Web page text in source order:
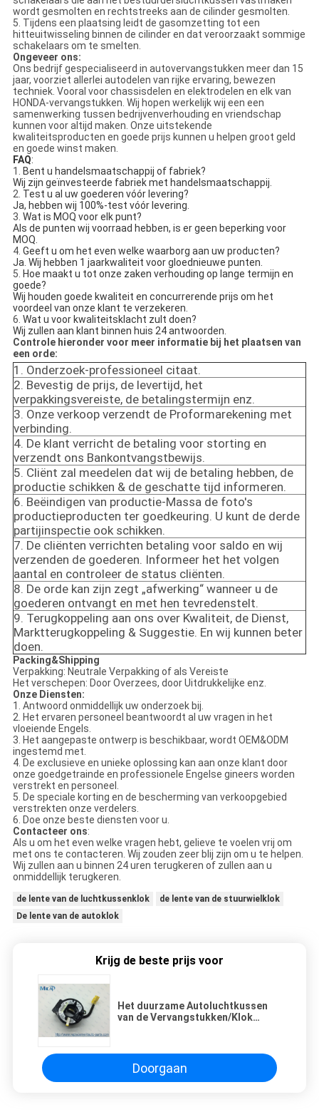
wordt gesmolten en rechtstreeks aan de cilinder gesmolten.
5. Tijdens een plaatsing leidt de gasomzetting tot een
hitteuitwisseling binnen de cilinder en dat veroorzaakt sommige
schakelaars om te smelten.
Ongeveer ons:
Ons bedrijf gespecialiseerd in autovervangstukken meer dan 15
jaar, voorziet allerlei autodelen van rijke ervaring, bewezen
techniek. Vooral voor chassisdelen en elektrodelen en elk van
HONDA-vervangstukken. Wij hopen werkelijk wij een een
samenwerking tussen bedrijvenverhouding en vriendschap
kunnen voor altijd maken. Onze uitstekende
kwaliteitsproducten en goede prijs kunnen u helpen groot geld
en goede winst maken.
FAQ:
1. Bent u handelsmaatschappij of fabriek?
Wij zijn geïnvesteerde fabriek met handelsmaatschappij.
2. Test u al uw goederen vóór levering?
Ja, hebben wij 100%-test vóór levering.
3. Wat is MOQ voor elk punt?
Als de punten wij voorraad hebben, is er geen beperking voor
MOQ.
4. Geeft u om het even welke waarborg aan uw producten?
Ja. Wij hebben 1 jaarkwaliteit voor gloednieuwe punten.
5. Hoe maakt u tot onze zaken verhouding op lange termijn en
goede?
Wij houden goede kwaliteit en concurrerende prijs om het
voordeel van onze klant te verzekeren.
6. Wat u voor kwaliteitsklacht zult doen?
Wij zullen aan klant binnen huis 24 antwoorden.
Controle hieronder voor meer informatie bij het plaatsen van
een orde:
1. Onderzoek-professioneel citaat.
2. Bevestig de prijs, de levertijd, het
verpakkingsvereiste, de betalingstermijn enz.
3. Onze verkoop verzendt de Proformarekening met
verbinding.
4. De klant verricht de betaling voor storting en
verzendt ons Bankontvangstbewijs.
5. Cliënt zal meedelen dat wij de betaling hebben, de
productie schikken & de geschatte tijd informeren.
6. Beëindigen van productie-Massa de foto's
productieproducten ter goedkeuring. U kunt de derde
partijinspectie ook schikken.
7. De cliënten verrichten betaling voor saldo en wij
verzenden de goederen. Informeer het het volgen
aantal en controleer de status cliënten.
8. De orde kan zijn zegt „afwerking“ wanneer u de
goederen ontvangt en met hen tevredenstelt.
9. Terugkoppeling aan ons over Kwaliteit, de Dienst,
Marktterugkoppeling & Suggestie. En wij kunnen beter
doen.
Packing&Shipping
Verpakking: Neutrale Verpakking of als Vereiste
Het verschepen: Door Overzees, door Uitdrukkelijke enz.
Onze Diensten:
1. Antwoord onmiddellijk uw onderzoek bij.
2. Het ervaren personeel beantwoordt al uw vragen in het
vloeiende Engels.
3. Het aangepaste ontwerp is beschikbaar, wordt OEM&ODM
ingestemd met.
4. De exclusieve en unieke oplossing kan aan onze klant door
onze goedgetrainde en professionele Engelse gineers worden
verstrekt en personeel.
5. De speciale korting en de bescherming van verkoopgebied
verstrekten onze verdelers.
6. Doe onze beste diensten voor u.
Contacteer ons:
Als u om het even welke vragen hebt, gelieve te voelen vrij om
met ons te contacteren. Wij zouden zeer blij zijn om u te helpen.
Wij zullen aan u binnen 24 uren terugkeren of zullen aan u
onmiddellijk terugkeren.
de lente van de luchtkussenklok
de lente van de stuurwielklok
De lente van de autoklok
Krijg de beste prijs voor
Het duurzame Autoluchtkussen
van de Vervangstukken/Klok
Doorgaan